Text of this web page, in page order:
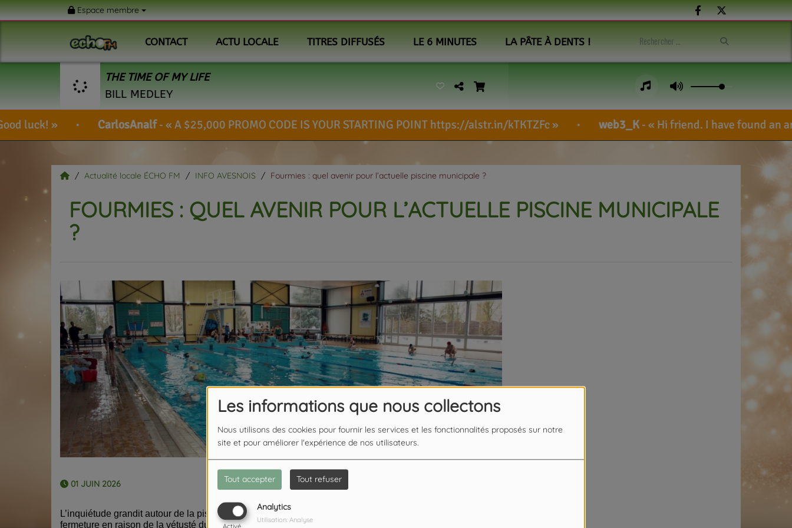
Les informations que nous collectons
Nous utilisons des cookies pour fournir les services et les fonctionnalités proposés sur notre
site et pour améliorer l'expérience de nos utilisateurs.
Tout accepter Tout refuser
Analytics
Utilisation: Analyse
Espace membre
CONTACT ACTU LOCALE TITRES DIFFUSÉS LE 6 MINUTES LA PÂTE À DENTS !
THE TIME OF MY LIFE
BILL MEDLEY
CarlosAnalf- A $25,000 PROMO CODE IS YOUR STARTING POINT https://alstr.in/kTKTZFc web3_K Hi friend. I have found an amazing
Actualité locale ÉCHO FM INFO AVESNOIS Fourmies : quel avenir pour l’actuelle piscine municipale ?
FOURMIES : QUEL AVENIR POUR L’ACTUELLE PISCINE MUNICIPALE
?
01 JUIN 2026
L’inquiétude grandit autour de la piscine municipale de Fourmies. Après l’évocation d’une possible
fermeture en raison de la vétusté du bâtiment, Ghislaine Baudin, du parti des travailleurs, a lancé une